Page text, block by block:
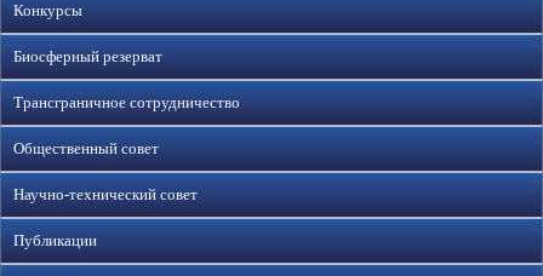
Конкурсы
Биосферный резерват
Трансграничное сотрудничество
Общественный совет
Научно-технический совет
Публикации